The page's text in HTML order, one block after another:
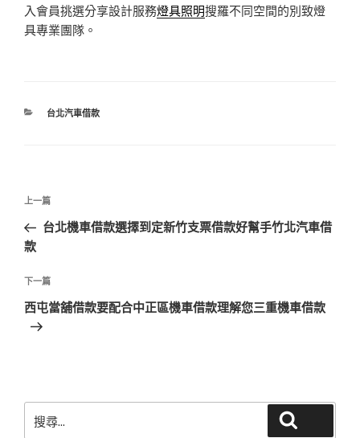
入會員挑選分享設計服務燈具照明搜羅不同空間的別致燈
具專業團隊。
分
台北汽車借款
文
導
覽
上
一
篇
章
上一篇
台北機車借款選擇到定新竹支票借款好幫手竹北汽車借
款
下
一
篇
下一篇
西屯當舖借款要配合中正區機車借款理解您三重機車借款
尋